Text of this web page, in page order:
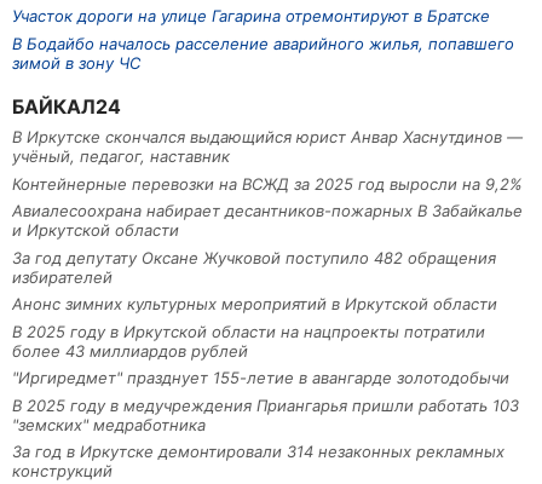
Участок дороги на улице Гагарина отремонтируют в Братске
В Бодайбо началось расселение аварийного жилья, попавшего
зимой в зону ЧС
БАЙКАЛ24
В Иркутске скончался выдающийся юрист Анвар Хаснутдинов —
учёный, педагог, наставник
Контейнерные перевозки на ВСЖД за 2025 год выросли на 9,2%
Авиалесоохрана набирает десантников-пожарных В Забайкалье
и Иркутской области
За год депутату Оксане Жучковой поступило 482 обращения
избирателей
Анонс зимних культурных мероприятий в Иркутской области
В 2025 году в Иркутской области на нацпроекты потратили
более 43 миллиардов рублей
"Иргиредмет" празднует 155-летие в авангарде золотодобычи
В 2025 году в медучреждения Приангарья пришли работать 103
"земских" медработника
За год в Иркутске демонтировали 314 незаконных рекламных
конструкций